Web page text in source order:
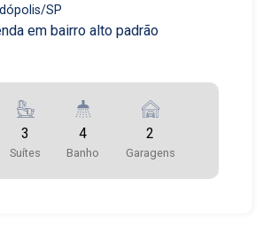
SP
em bairro alto padrão
3
Suítes
4
Banho
2
Garagens